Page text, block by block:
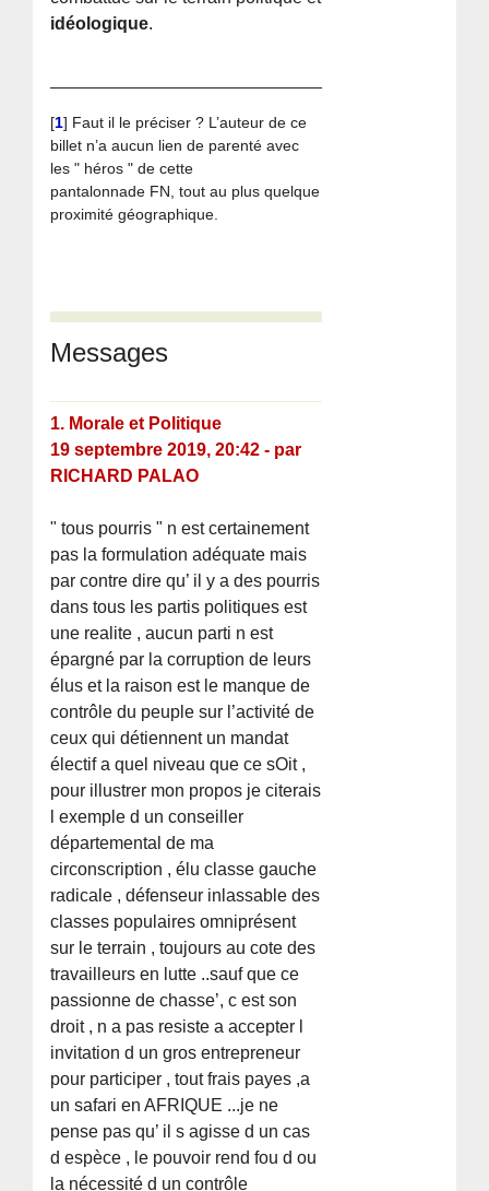
idéologique.
[1] Faut il le préciser ? L’auteur de ce
billet n’a aucun lien de parenté avec
les " héros " de cette
pantalonnade FN, tout au plus quelque
proximité géographique.
Messages
1. Morale et Politique
19 septembre 2019, 20:42 - par
RICHARD PALAO
" tous pourris " n est certainement
pas la formulation adéquate mais
par contre dire qu’ il y a des pourris
dans tous les partis politiques est
une realite , aucun parti n est
épargné par la corruption de leurs
élus et la raison est le manque de
contrôle du peuple sur l’activité de
ceux qui détiennent un mandat
électif a quel niveau que ce sOit ,
pour illustrer mon propos je citerais
l exemple d un conseiller
départemental de ma
circonscription , élu classe gauche
radicale , défenseur inlassable des
classes populaires omniprésent
sur le terrain , toujours au cote des
travailleurs en lutte ..sauf que ce
passionne de chasse’, c est son
droit , n a pas resiste a accepter l
invitation d un gros entrepreneur
pour participer , tout frais payes ,a
un safari en AFRIQUE ...je ne
pense pas qu’ il s agisse d un cas
d espèce , le pouvoir rend fou d ou
la nécessité d un contrôle